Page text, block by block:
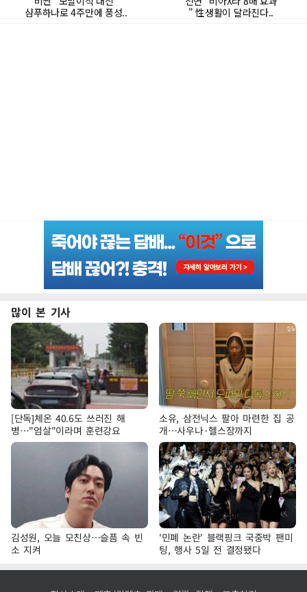
많이 본 기사
[단독]체온 40.6도 쓰러진 해
병…"엄살"이라며 훈련강요
소유, 삼전닉스 팔아 마련한 집 공
개…사우나·헬스장까지
김성원, 오늘 모친상…슬픔 속 빈
소 지켜
'민폐 논란' 블랙핑크 국중박 팬미
팅, 행사 5일 전 결정됐다